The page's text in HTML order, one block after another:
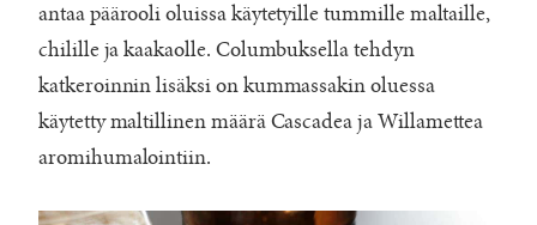
antaa päärooli oluissa käytetyille tummille maltaille,
chilille ja kaakaolle. Columbuksella tehdyn
katkeroinnin lisäksi on kummassakin oluessa
käytetty maltillinen määrä Cascadea ja Willamettea
aromihumalointiin.